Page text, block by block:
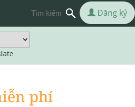
Đăng ký
phí